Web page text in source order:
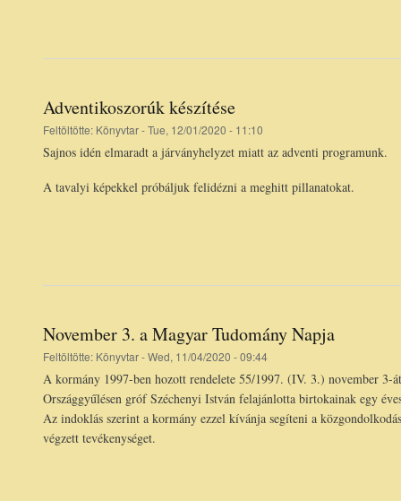
Adventikoszorúk készítése
Feltöltötte: Könyvtar- Tue, 12/01/2020 - 11:10
Sajnos idén elmaradt a járványhelyzet miatt az adventi programunk.
A tavalyi képekkel próbáljuk felidézni a meghitt pillanatokat.
November 3. a Magyar Tudomány Napja
Feltöltötte: Könyvtar- Wed, 11/04/2020 - 09:44
A kormány 1997-ben hozott rendelete 55/1997. (IV. 3.) november 3-
Országgyűlésen gróf Széchenyi István felajánlotta birtokainak egy
Az indoklás szerint a kormány ezzel kívánja segíteni a
végzett tevékenységet.